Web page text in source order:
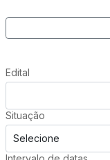
Edital
Situação